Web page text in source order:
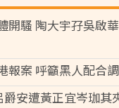
開騷 陶大宇孖吳啟
報案 呼籲黑人配合
安遭黃正宜岑珈其